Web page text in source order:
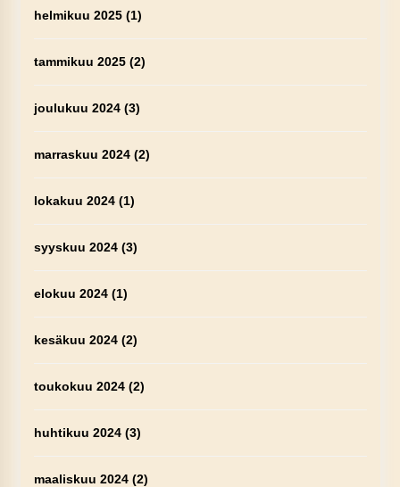
helmikuu 2025(1)
tammikuu 2025(2)
joulukuu 2024(3)
marraskuu 2024(2)
lokakuu 2024(1)
syyskuu 2024(3)
elokuu 2024(1)
kesäkuu 2024(2)
toukokuu 2024(2)
huhtikuu 2024(3)
maaliskuu 2024(2)